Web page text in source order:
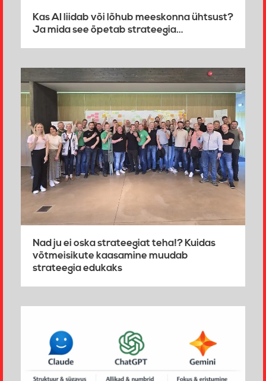
Kas AI liidab või lõhub meeskonna ühtsust?
Ja mida see õpetab strateegia…
Nad ju ei oska strateegiat teha!? Kuidas
võtmeisikute kaasamine muudab
strateegia edukaks